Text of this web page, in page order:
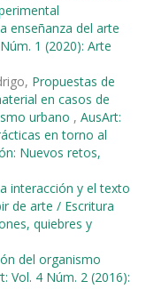
enseñanza del arte
1 (2020): Arte
Propuestas de
en casos de
urbano , AusArt:
en torno al
Nuevos retos,
interacción y el texto
de arte / Escritura
quiebres y
del organismo
Vol. 4 Núm. 2 (2016):